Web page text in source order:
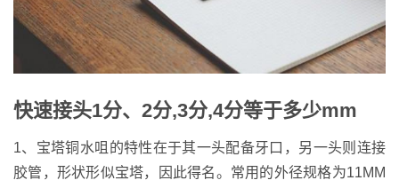
快速接头1分、2分,3分,4分等于多少mm
1、宝塔铜水咀的特性在于其一头配备牙口，另一头则连接
胶管，形状形似宝塔，因此得名。常用的外径规格为11MM